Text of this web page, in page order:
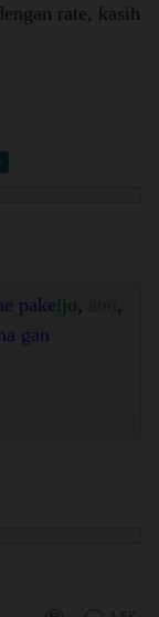
rate, kasih
pakeijo,
,
gan